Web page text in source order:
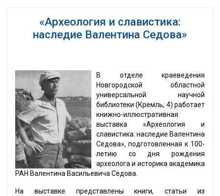
«Археология и славистика:
наследие Валентина Седова»
В отделе краеведения
Новгородской областной
универсальной научной
библиотеки (Кремль, 4) работает
книжно-иллюстративная
выставка «Археология и
славистика: наследие Валентина
Седова», подготовленная к 100-
летию со дня рождения
археолога и историка академика
РАН Валентина Васильевича Седова.
На выставке представлены книги, статьи из